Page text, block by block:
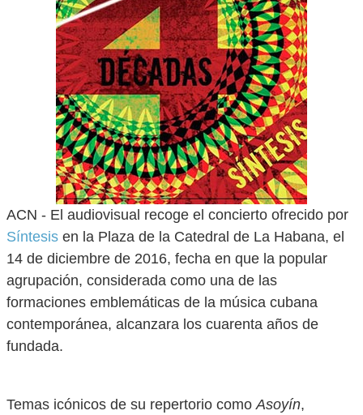
ACN - El audiovisual recoge el concierto ofrecido por
Síntesis en la Plaza de la Catedral de La Habana, el
14 de diciembre de 2016, fecha en que la popular
agrupación, considerada como una de las
formaciones emblemáticas de la música cubana
contemporánea, alcanzara los cuarenta años de
fundada.
Temas icónicos de su repertorio comoAsoyín,